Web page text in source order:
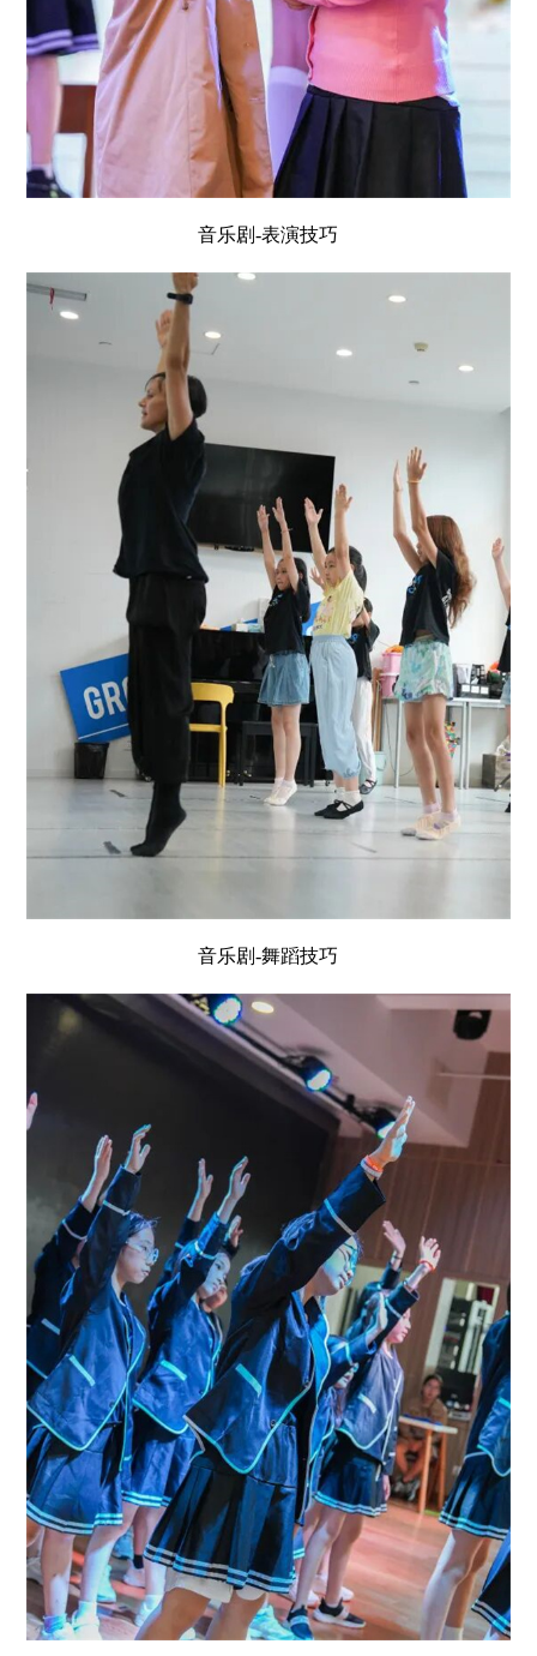
音乐剧-表演技巧
音乐剧-舞蹈技巧